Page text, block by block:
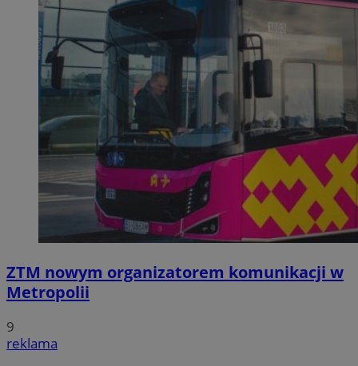
ZTM nowym organizatorem komunikacji w
Metropolii
9
reklama